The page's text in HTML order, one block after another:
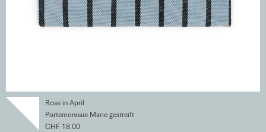
Rose in April
Portemonnaie Marie gestreift
CHF 18.00